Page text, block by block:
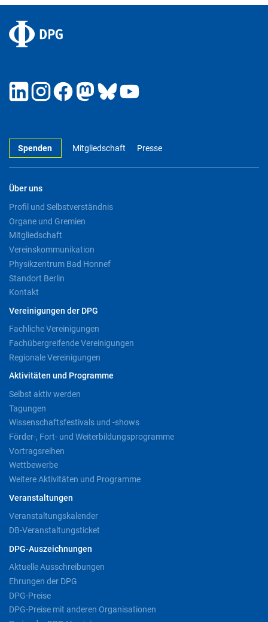
Spenden Mitgliedschaft Presse
Über uns
Profil und Selbstverständnis
Organe und Gremien
Mitgliedschaft
Vereinskommunikation
Physikzentrum Bad Honnef
Standort Berlin
Kontakt
Vereinigungen der DPG
Fachliche Vereinigungen
Fachübergreifende Vereinigungen
Regionale Vereinigungen
Aktivitäten und Programme
Selbst aktiv werden
Tagungen
Wissenschaftsfestivals und -shows
Förder-, Fort- und Weiterbildungsprogramme
Vortragsreihen
Wettbewerbe
Weitere Aktivitäten und Programme
Veranstaltungen
Veranstaltungskalender
DB-Veranstaltungsticket
DPG-Auszeichnungen
Aktuelle Ausschreibungen
Ehrungen der DPG
DPG-Preise
DPG-Preise mit anderen Organisationen